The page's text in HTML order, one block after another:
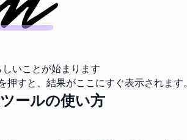
いことが始まります
すと、結果がここにすぐ表示されます。
ールの使い方